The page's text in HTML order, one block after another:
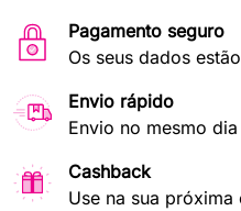
Pagamento seguro
Os seus dados
Envio rápido
Envio no mesmo
Cashback
Use na sua próxima